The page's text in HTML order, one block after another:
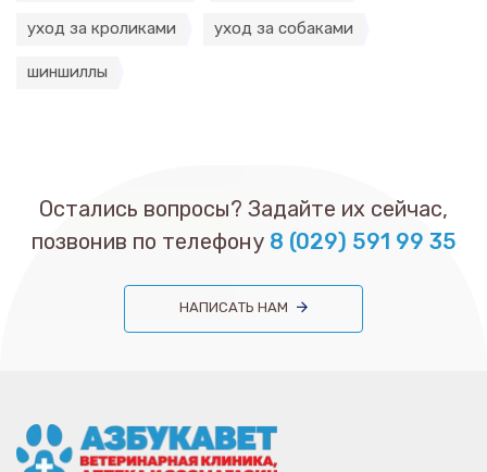
уход за кроликами уход за собаками
шиншиллы
Остались вопросы? Задайте их сейчас,
позвонив по телефону 8 (029) 591 99 35
НАПИСАТЬ НАМ